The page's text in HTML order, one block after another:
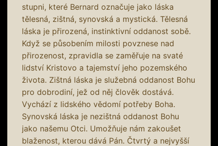
stupni, které Bernard označuje jako láska
tělesná, zištná, synovská a mystická. Tělesná
láska je přirozená, instinktivní oddanost sobě.
Když se působením milosti povznese nad
přirozenost, zpravidla se zaměřuje na svaté
lidství Kristovo a tajemství jeho pozemského
života. Zištná láska je služebná oddanost Bohu
pro dobrodiní, jež od něj člověk dostává.
Vychází z lidského vědomí potřeby Boha.
Synovská láska je nezištná oddanost Bohu
jako našemu Otci. Umožňuje nám zakoušet
blaženost, kterou dává Pán. Čtvrtý a nejvyšší